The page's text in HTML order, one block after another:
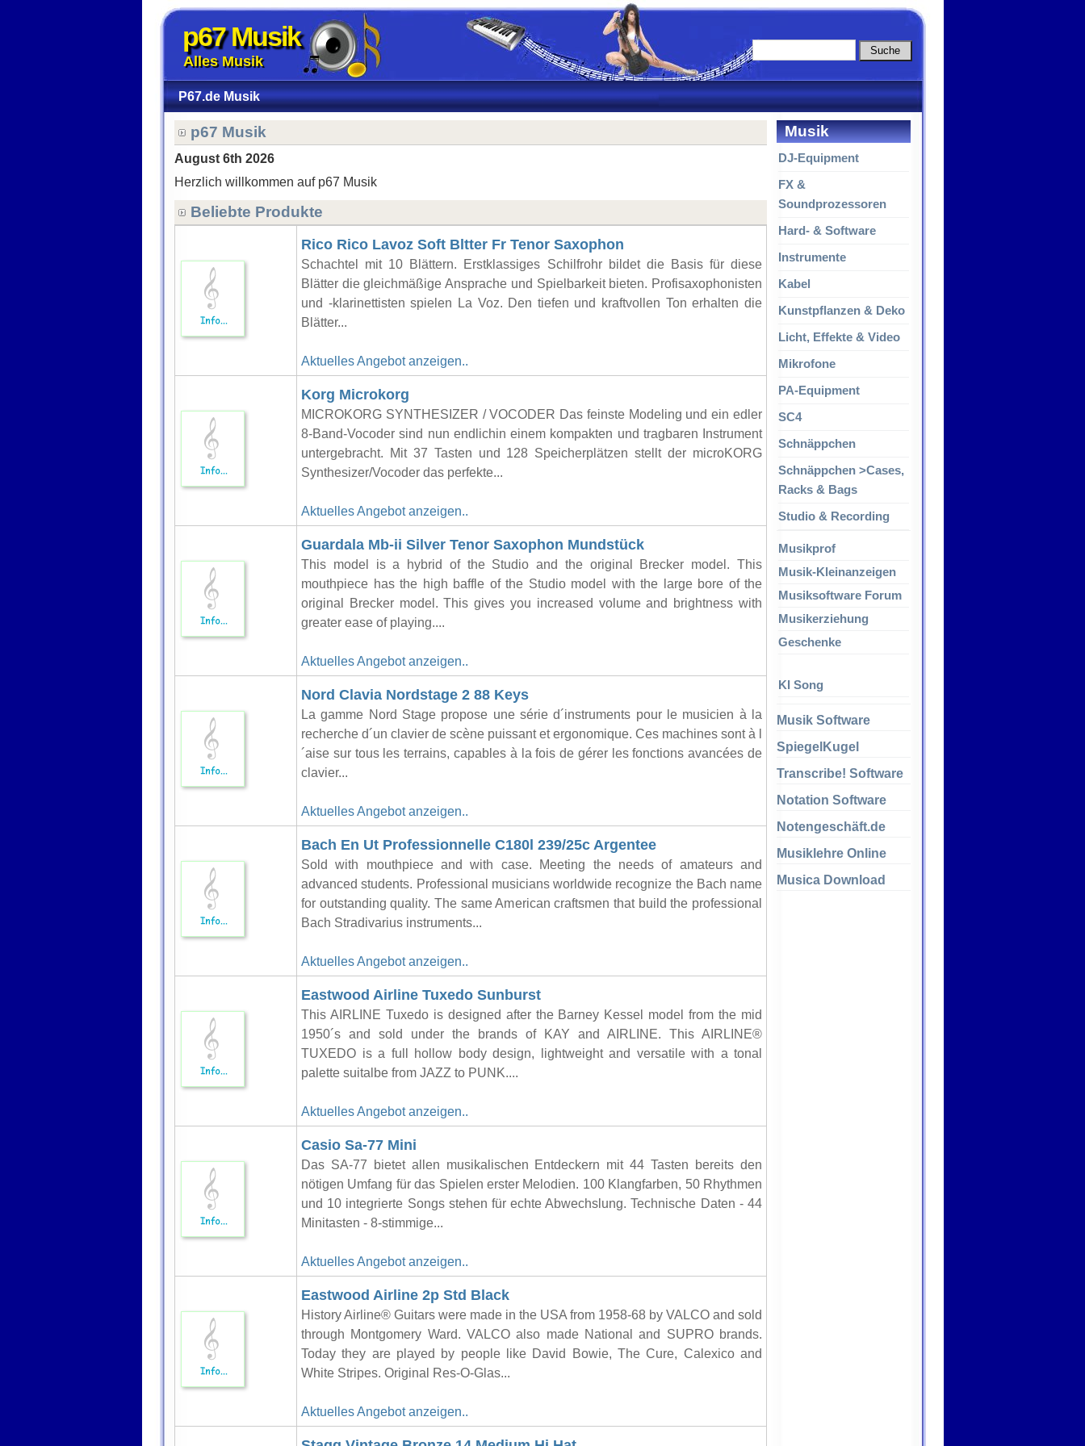
p67 Musik
Alles Musik
P67.de Musik
Musik
DJ-Equipment
FX &
Soundprozessoren
Hard- & Software
Instrumente
Kabel
Kunstpflanzen & Deko
Licht, Effekte & Video
Mikrofone
PA-Equipment
SC4
Schnäppchen
Schnäppchen >Cases,
Racks & Bags
Studio & Recording
Musikprof
Musik-Kleinanzeigen
Musiksoftware Forum
Musikerziehung
Geschenke
KI Song
Musik Software
SpiegelKugel
Transcribe! Software
Notation Software
Notengeschäft.de
Musiklehre Online
Musica Download
p67 Musik
August 6th 2026
Herzlich willkommen auf p67 Musik
Beliebte Produkte
Rico Rico Lavoz Soft Bltter Fr Tenor Saxophon
Schachtel mit 10 Blättern. Erstklassiges Schilfrohr bildet die Basis für diese
Blätter die gleichmäßige Ansprache und Spielbarkeit bieten. Profisaxophonisten
und -klarinettisten spielen La Voz. Den tiefen und kraftvollen Ton erhalten die
Blätter...
Aktuelles Angebot anzeigen..
Korg Microkorg
MICROKORG SYNTHESIZER / VOCODER Das feinste Modeling und ein edler
8-Band-Vocoder sind nun endlichin einem kom­pak­ten und tragbaren Instrument
untergebracht. Mit 37 Tasten und 128 Speicher­plätzen stellt der microKORG
Synthesizer/Vocoder das perfekte...
Aktuelles Angebot anzeigen..
Guardala Mb-ii Silver Tenor Saxophon Mundstück
This model is a hybrid of the Studio and the original Brecker model. This
mouthpiece has the high baffle of the Studio model with the large bore of the
original Brecker model. This gives you increased volume and brightness with
greater ease of playing....
Aktuelles Angebot anzeigen..
Nord Clavia Nordstage 2 88 Keys
La gamme Nord Stage propose une série d´instruments pour le musicien à la
recherche d´un clavier de scène puissant et ergonomique. Ces machines sont à l
´aise sur tous les terrains, capables à la fois de gérer les fonctions avancées de
clavier...
Aktuelles Angebot anzeigen..
Bach En Ut Professionnelle C180l 239/25c Argentee
Sold with mouthpiece and with case. Meeting the needs of amateurs and
advanced students. Professional musicians worldwide recognize the Bach name
for outstanding quality. The same American craftsmen that build the professional
Bach Stradivarius instruments...
Aktuelles Angebot anzeigen..
Eastwood Airline Tuxedo Sunburst
This AIRLINE Tuxedo is designed after the Barney Kessel model from the mid
1950´s and sold under the brands of KAY and AIRLINE. This AIRLINE®
TUXEDO is a full hollow body design, lightweight and versatile with a tonal
palette suitalbe from JAZZ to PUNK....
Aktuelles Angebot anzeigen..
Casio Sa-77 Mini
Das SA-77 bietet allen musikalischen Entdeckern mit 44 Tasten bereits den
nötigen Umfang für das Spielen erster Melodien. 100 Klangfarben, 50 Rhythmen
und 10 integrierte Songs stehen für echte Abwechslung. Technische Daten - 44
Minitasten - 8-stimmige...
Aktuelles Angebot anzeigen..
Eastwood Airline 2p Std Black
History Airline® Guitars were made in the USA from 1958-68 by VALCO and sold
through Montgomery Ward. VALCO also made National and SUPRO brands.
Today they are played by people like David Bowie, The Cure, Calexico and
White Stripes. Original Res-O-Glas...
Aktuelles Angebot anzeigen..